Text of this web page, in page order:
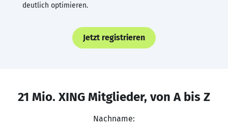
deutlich optimieren.
Jetzt registrieren
21 Mio. XING Mitglieder, von A bis Z
Nachname: